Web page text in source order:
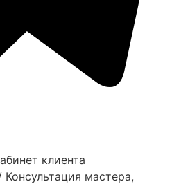
клиента
мастера,